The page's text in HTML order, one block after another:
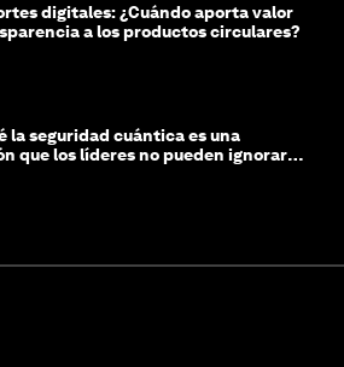
digitales: ¿Cuándo aporta valor
a los productos circulares?
la seguridad cuántica es una
que los líderes no pueden ignorar